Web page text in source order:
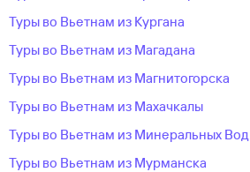
Туры во Вьетнам из Кургана
Туры во Вьетнам из Магадана
Туры во Вьетнам из Магнитогорска
Туры во Вьетнам из Махачкалы
Туры во Вьетнам из Минеральных Вод
Туры во Вьетнам из Мурманска